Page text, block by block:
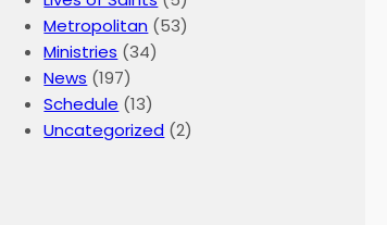
Metropolitan (53)
Ministries (34)
News (197)
Schedule (13)
Uncategorized (2)